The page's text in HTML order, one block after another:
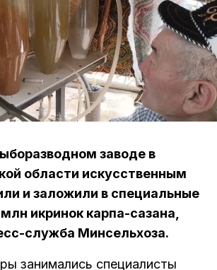
заводе в
области искусственным
и заложили в специальные
икринок карпа-сазана,
служба Минсельхоза.
занимались специалисты